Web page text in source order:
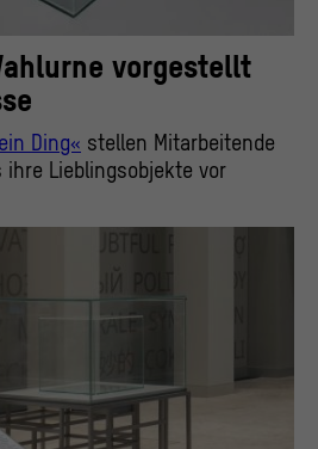
vorgestellt
Ding« stellen Mitarbeitende
ihre Lieblingsobjekte vor